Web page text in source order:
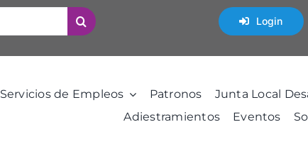
Login
Servicios de Empleos Patronos
Junta Local
Adiestramientos
Eventos